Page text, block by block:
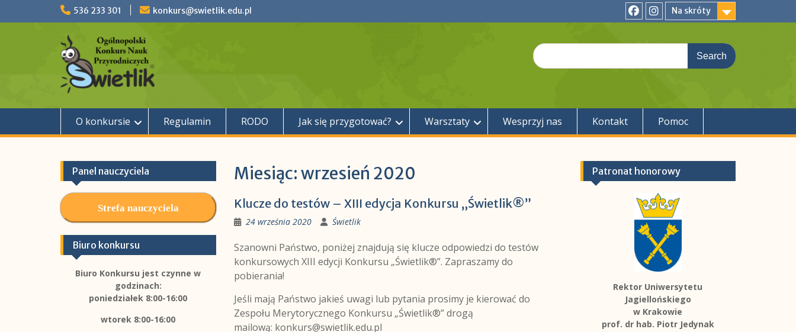
536 233 301 konkurs@swietlik.edu.pl
Na skróty
FacebookInstagram
Search
for:
O konkursie Regulamin RODO Jak się przygotować? Warsztaty Wesprzyj nas Kontakt Pomoc
Miesiąc:wrzesień 2020
Klucze do testów – XIII edycja Konkursu „Świetlik®”
24 września 2020 Świetlik
Szanowni Państwo, poniżej znajdują się klucze odpowiedzi do testów
konkursowych XIII edycji Konkursu „Świetlik®”. Zapraszamy do
pobierania!
Jeśli mają Państwo jakieś uwagi lub pytania prosimy je kierować do
Zespołu Merytorycznego Konkursu „Świetlik®” drogą
mailową: konkurs@swietlik.edu.pl
Patronat honorowy
Rektor Uniwersytetu
Jagiellońskiego
w Krakowie
prof. dr hab. Piotr Jedynak
Panel nauczyciela
Strefa nauczyciela
Biuro konkursu
Biuro Konkursu jest czynne w
godzinach:
poniedziałek 8:00-16:00
wtorek 8:00-16:00